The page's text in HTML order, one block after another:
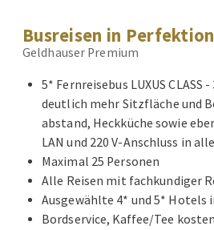
Busreisen in Perfektion
Geldhauser Premium
5* Fernreisebus LUXUS CLASS
deutlich mehr Sitzfläche und
abstand, Heckküche sowie
LAN und 220 V-Anschluss in
Maximal 25 Personen
Alle Reisen mit fachkundiger
Ausgewählte 4* und 5* Hotels
Bordservice, Kaffee/Tee